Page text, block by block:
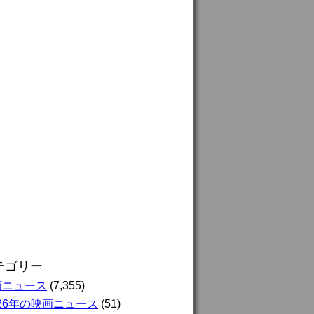
ゴリー
ュース (7,355)
年の映画ニュース (51)